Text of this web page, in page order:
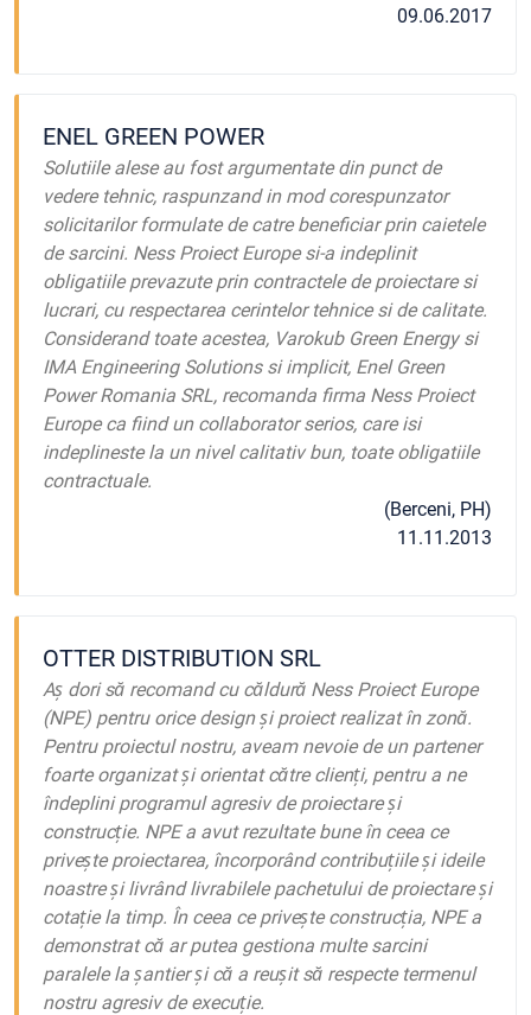
09.06.2017
ENEL GREEN POWER
Solutiile alese au fost argumentate din punct de
vedere tehnic, raspunzand in mod corespunzator
solicitarilor formulate de catre beneficiar prin caietele
de sarcini. Ness Proiect Europe si-a indeplinit
obligatiile prevazute prin contractele de proiectare si
lucrari, cu respectarea cerintelor tehnice si de calitate.
Considerand toate acestea, Varokub Green Energy si
IMA Engineering Solutions si implicit, Enel Green
Power Romania SRL, recomanda firma Ness Proiect
Europe ca fiind un collaborator serios, care isi
indeplineste la un nivel calitativ bun, toate obligatiile
contractuale.
(Berceni, PH)
11.11.2013
OTTER DISTRIBUTION SRL
Aș dori să recomand cu căldură Ness Proiect Europe
(NPE) pentru orice design și proiect realizat în zonă.
Pentru proiectul nostru, aveam nevoie de un partener
foarte organizat și orientat către clienți, pentru a ne
îndeplini programul agresiv de proiectare și
construcție. NPE a avut rezultate bune în ceea ce
privește proiectarea, încorporând contribuțiile și ideile
noastre și livrând livrabilele pachetului de proiectare și
cotație la timp. În ceea ce privește construcția, NPE a
demonstrat că ar putea gestiona multe sarcini
paralele la șantier și că a reușit să respecte termenul
nostru agresiv de execuție.